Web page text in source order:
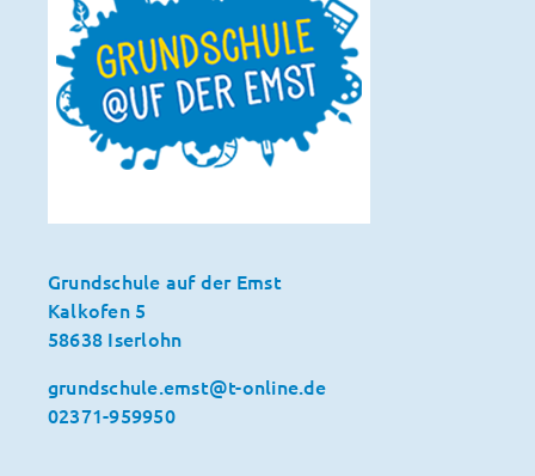
Grundschule auf der Emst
Kalkofen 5
58638 Iserlohn
grundschule.emst@t-online.de
02371-959950